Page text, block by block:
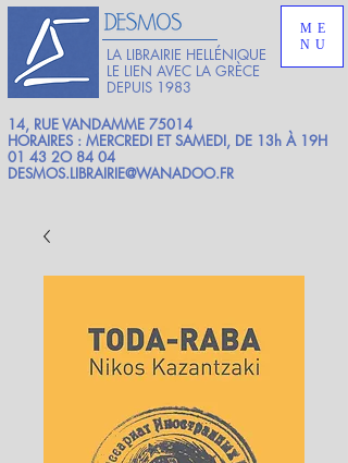
LA LIBRAIRIE HELLÉNIQUE
LE LIEN AVEC LA GRÈCE
DEPUIS 1983
ME
NU
14, RUE VANDAMME 75014
HORAIRES : MERCREDI ET SAMEDI, DE 13h À 19H
01 43 2O 84 04
DESMOS.LIBRAIRIE@WANADOO.FR